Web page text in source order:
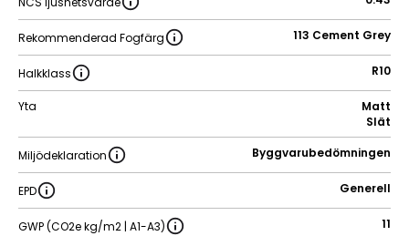
Rekommenderad Fogfärg 113 Cement Grey
Halkklass R10
Yta
Matt
Slät
Miljödeklaration Byggvarubedömningen
EPD Generell
GWP (CO2e kg/m2 | A1-A3) 11